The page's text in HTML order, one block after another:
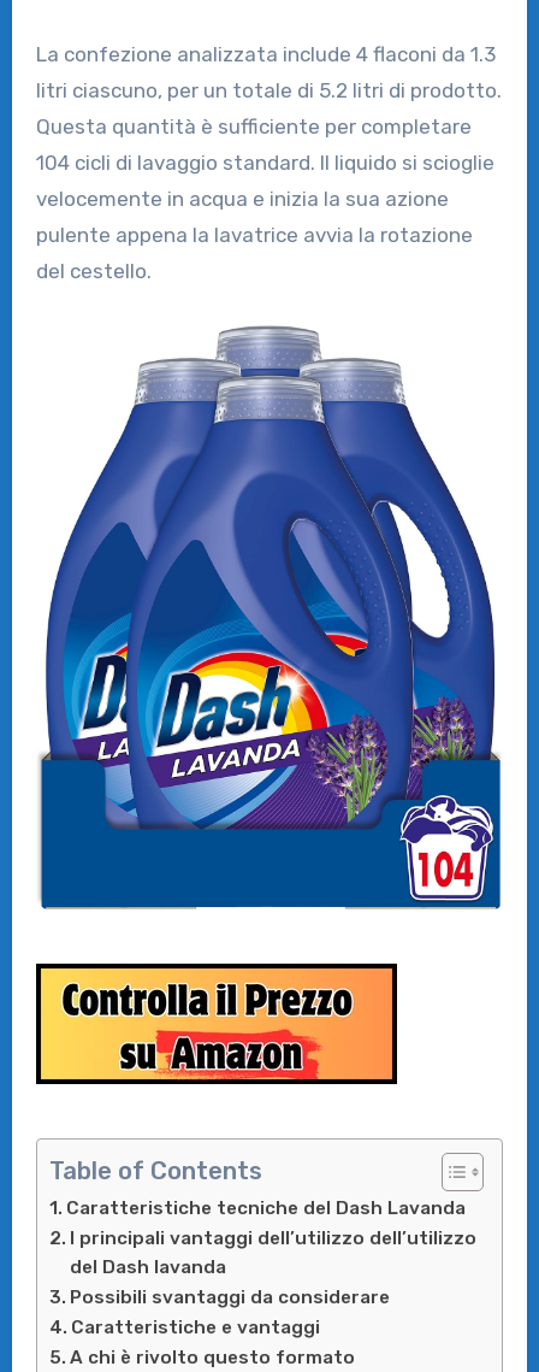
La confezione analizzata include 4 flaconi da 1.3
litri ciascuno, per un totale di 5.2 litri di prodotto.
Questa quantità è sufficiente per completare
104 cicli di lavaggio standard. Il liquido si scioglie
velocemente in acqua e inizia la sua azione
pulente appena la lavatrice avvia la rotazione
del cestello.
Table of Contents
Caratteristiche tecniche del Dash Lavanda
I principali vantaggi dell’utilizzo dell’utilizzo
del Dash lavanda
Possibili svantaggi da considerare
Caratteristiche e vantaggi
A chi è rivolto questo formato